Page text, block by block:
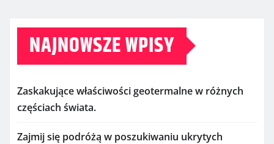
NAJNOWSZE WPISY
Zaskakujące właściwości geotermalne w różnych
częściach świata.
Zajmij się podróżą w poszukiwaniu ukrytych